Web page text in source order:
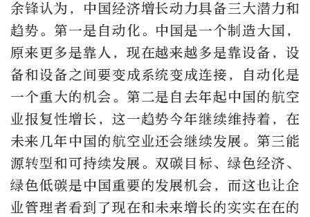
余锋认为，中国经济增长动力具备三大潜力和
趋势。第一是自动化。中国是一个制造大国，
原来更多是靠人，现在越来越多是靠设备，设
备和设备之间要变成系统变成连接，自动化是
一个重大的机会。第二是自去年起中国的航空
业报复性增长，这一趋势今年继续维持着，在
未来几年中国的航空业还会继续发展。第三能
源转型和可持续发展。双碳目标、绿色经济、
绿色低碳是中国重要的发展机会，而这也让企
业管理者看到了现在和未来增长的实实在在的